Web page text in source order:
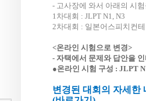
- 고사장에 와서 아래의 시
1차대회 : JLPT N1, N3
2차대회 : 일본어스피치컨
<온라인 시험으로 변경>
- 자택에서 문제와 답안을
●온라인 시험 구성 : JLPT
변경된 대회의 자세한